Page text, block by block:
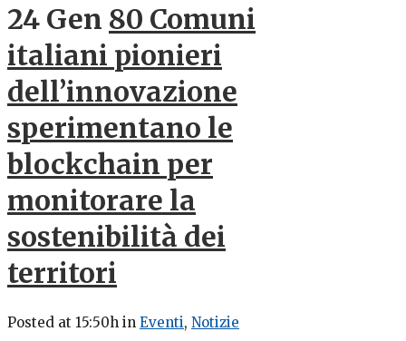
24 Gen 80 Comuni
italiani pionieri
dell’innovazione
sperimentano le
blockchain per
monitorare la
sostenibilità dei
territori
Posted at 15:50h in Eventi, Notizie